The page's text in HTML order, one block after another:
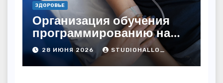
ЗДОРОВЬЕ
Организация обучения
программированию на
дому
28 ИЮНЯ 2026 STUDIOHALLO_